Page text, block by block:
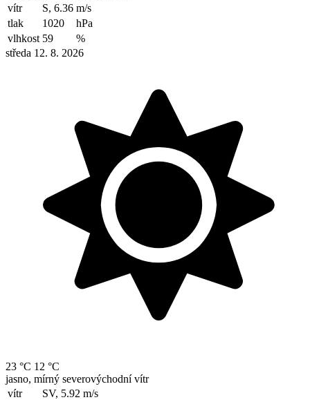
vítr
S, 6.36 m/s
tlak
1020
hPa
vlhkost 59
%
středa 12. 8. 2026
23 °C 12 °C
jasno, mírný severovýchodní vítr
vítr
SV, 5.92 m/s